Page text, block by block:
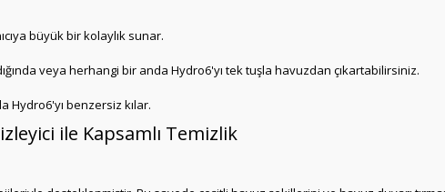
büyük bir kolaylık sunar.
veya herhangi bir anda Hydro6'yı tek tuşla havuzdan çıkartabilirsiniz.
Hydro6'yı benzersiz kılar.
ile Kapsamlı Temizlik